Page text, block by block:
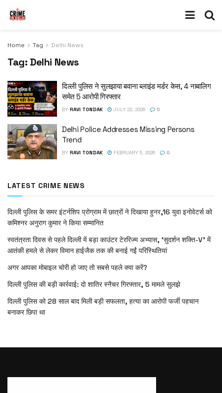
Home Tag Delhi News
Tag: Delhi News
दिल्ली पुलिस ने सुलझाया बवाना ब्लाइंड मर्डर केस, 4 नाबालिग
समेत 5 आरोपी गिरफ्तार
BY RAVI TONDAK JULY 22, 2026 0
Delhi Police Addresses Missing Persons
Trend
BY RAVI TONDAK FEBRUARY 5, 2026 0
LATEST CRIME NEWS
दिल्ली पुलिस के समर इंटर्नशिप प्रोग्राम में छात्रों ने दिखाया हुनर,16 युवा इनोवेटर्स को
कमिश्नर अनुराग कुमार ने किया सम्मानित
स्वतंत्रता दिवस से पहले दिल्ली में बड़ा काउंटर टेररिज्म अभ्यास, ‘सुदर्शन शक्ति-V’ में
आतंकी हमले से लेकर विमान हाईजैक तक की बनाई गईं परिस्थितियां
अगर आपका मोबाइल चोरी हो जाए तो सबसे पहले क्या करें?
दिल्ली पुलिस की बड़ी कार्रवाई: दो शातिर स्नैचर गिरफ्तार, 5 मामले सुलझे
दिल्ली पुलिस को 28 साल बाद मिली बड़ी सफलता, हत्या का आरोपी फर्जी पहचान
बनाकर छिपा था